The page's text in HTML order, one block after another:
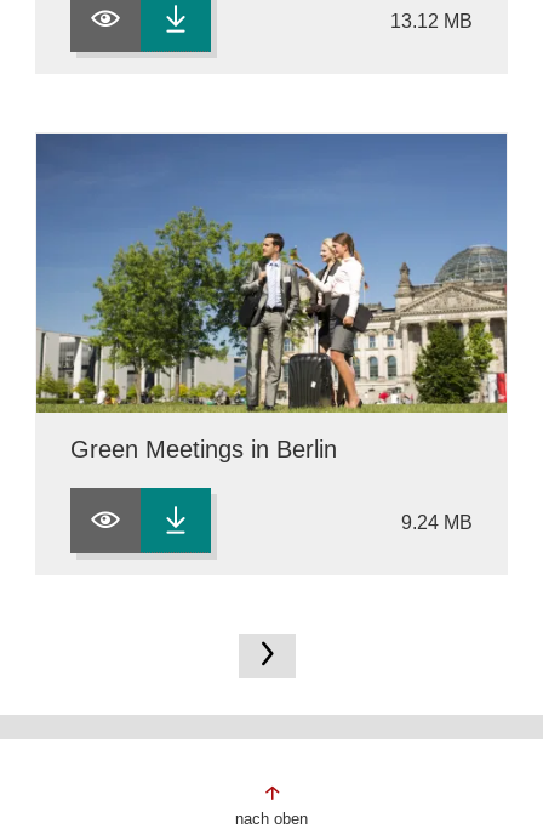
13.12 MB
Green Meetings in Berlin
9.24 MB
Fußbereich
nach oben